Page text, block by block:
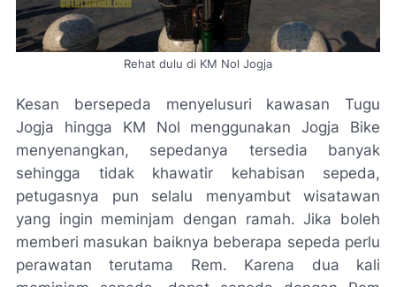
Rehat dulu di KM Nol Jogja
Kesan bersepeda menyelusuri kawasan Tugu
Jogja hingga KM Nol menggunakan Jogja Bike
menyenangkan, sepedanya tersedia banyak
sehingga tidak khawatir kehabisan sepeda,
petugasnya pun selalu menyambut wisatawan
yang ingin meminjam dengan ramah. Jika boleh
memberi masukan baiknya beberapa sepeda perlu
perawatan terutama Rem. Karena dua kali